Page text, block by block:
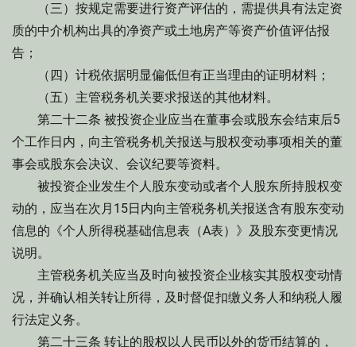
（三）按规定需要进行资产评估的，需提供具有法定资
质的中介机构出具的净资产或土地房产等资产价值评估报
告；
（四）计税依据明显偏低但有正当理由的证明材料；
（五）主管税务机关要求报送的其他材料。
第二十二条 被投资企业应当在董事会或股东会结束后5
个工作日内，向主管税务机关报送与股权变动事项相关的董
事会或股东会决议、会议纪要等资料。
被投资企业发生个人股东变动或者个人股东所持股权变
动的，应当在次月15日内向主管税务机关报送含有股东变动
信息的《个人所得税基础信息表（A表）》及股东变更情况
说明。
主管税务机关应当及时向被投资企业核实其股权变动情
况，并确认相关转让所得，及时督促扣缴义务人和纳税人履
行法定义务。
第二十三条 转让的股权以人民币以外的货币结算的，